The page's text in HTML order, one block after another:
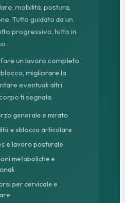
mobilità, postura,
Tutto guidato da un
progressivo, tutto in
fare un lavoro completo
migliorare la
eventuali altri
ti segnala.
generale e mirato
e sblocco articolare
e lavoro posturale
metaboliche e
per cervicale e